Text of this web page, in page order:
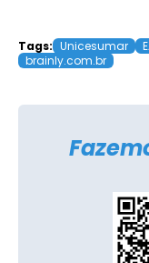
Tags: Unicesumar
brainly.com.br